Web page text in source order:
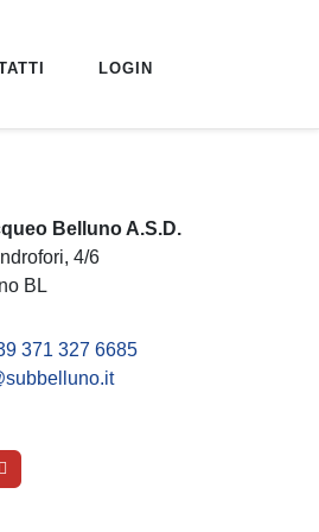
LOGIN
Belluno A.S.D.
4/6
BL
371 327 6685